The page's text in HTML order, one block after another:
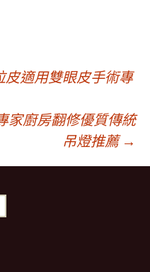
皮適用雙眼皮手術專
家廚房翻修優質傳統
吊燈推薦 →